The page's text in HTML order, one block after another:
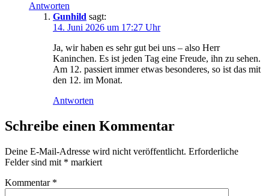
Antworten
Gunhild sagt:
14. Juni 2026 um 17:27 Uhr
Ja, wir haben es sehr gut bei uns – also Herr
Kaninchen. Es ist jeden Tag eine Freude, ihn zu sehen.
Am 12. passiert immer etwas besonderes, so ist das mit
den 12. im Monat.
Antworten
Schreibe einen Kommentar
Deine E-Mail-Adresse wird nicht veröffentlicht. Erforderliche
Felder sind mit * markiert
Kommentar *